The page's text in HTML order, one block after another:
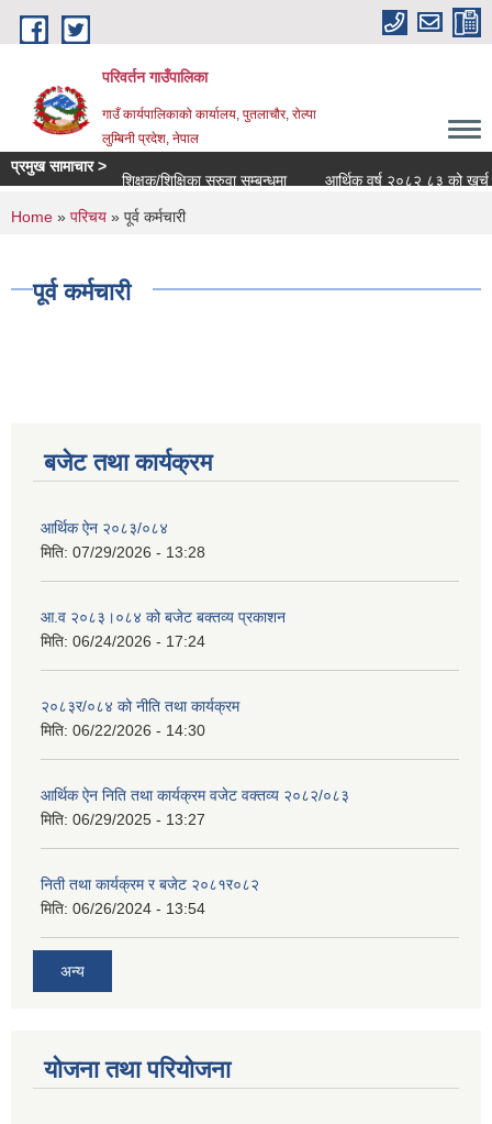
Skip to main content
परिवर्तन गाउँपालिका
गाउँ कार्यपालिकाको कार्यालय, पुतलाचौर, रोल्पा
लुम्बिनी प्रदेश, नेपाल
प्रमुख सामाचार >
शिक्षक/शिक्षिका सरुवा सम्बन्धमा
आर्थिक वर्ष २०८२ ८३ को खर्च
You are here
Home » परिचय » पूर्व कर्मचारी
पूर्व कर्मचारी
बजेट तथा कार्यक्रम
आर्थिक ऐन २०८३/०८४
मिति: 07/29/2026 - 13:28
आ.व २०८३।०८४ को बजेट बक्तव्य प्रकाशन
मिति: 06/24/2026 - 17:24
२०८३र/०८४ को नीति तथा कार्यक्रम
मिति: 06/22/2026 - 14:30
आर्थिक ऐन निति तथा कार्यक्रम वजेट वक्तव्य २०८२/०८३
मिति: 06/29/2025 - 13:27
निती तथा कार्यक्रम र बजेट २०८१र०८२
मिति: 06/26/2024 - 13:54
अन्य
योजना तथा परियोजना